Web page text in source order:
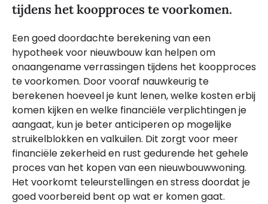
tijdens het koopproces te voorkomen.
Een goed doordachte berekening van een
hypotheek voor nieuwbouw kan helpen om
onaangename verrassingen tijdens het koopproces
te voorkomen. Door vooraf nauwkeurig te
berekenen hoeveel je kunt lenen, welke kosten erbij
komen kijken en welke financiële verplichtingen je
aangaat, kun je beter anticiperen op mogelijke
struikelblokken en valkuilen. Dit zorgt voor meer
financiële zekerheid en rust gedurende het gehele
proces van het kopen van een nieuwbouwwoning.
Het voorkomt teleurstellingen en stress doordat je
goed voorbereid bent op wat er komen gaat.